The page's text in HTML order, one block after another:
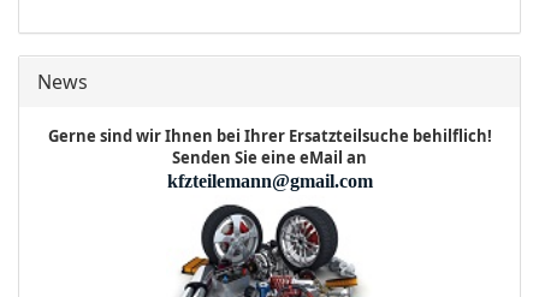
News
Gerne sind wir Ihnen bei Ihrer Ersatzteilsuche behilflich!
Senden Sie eine eMail an
kfzteilemann@gmail.com